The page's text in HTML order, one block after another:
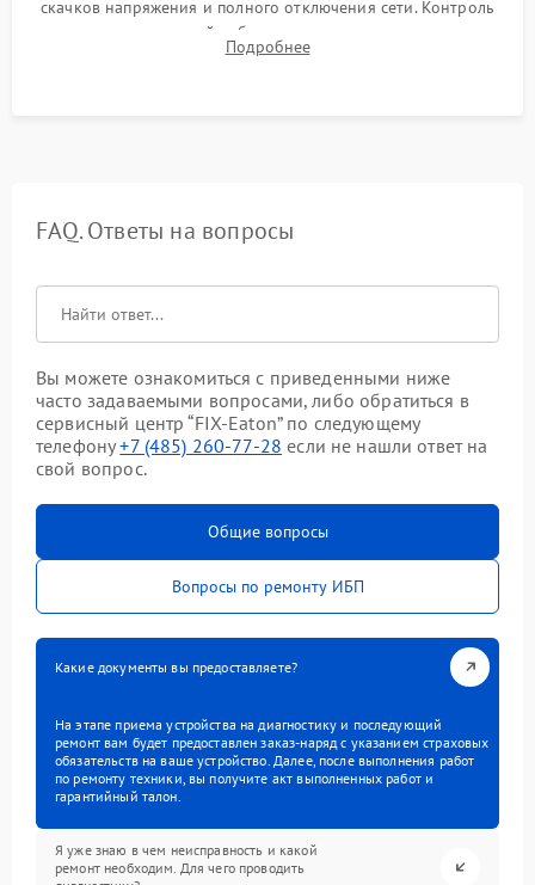
скачков напряжения и полного отключения сети. Контроль
времени автономной работы, температурного режима и
корректности формы выходного сигнала.
Подробнее
FAQ. Ответы на вопросы
Вы можете ознакомиться с приведенными ниже
часто задаваемыми вопросами, либо обратиться в
сервисный центр “FIX-Eaton” по следующему
телефону+7 (485) 260-77-28 если не нашли ответ на
свой вопрос.
Общие вопросы
Вопросы по ремонту ИБП
Какие документы вы предоставляете?
На этапе приема устройства на диагностику и последующий
ремонт вам будет предоставлен заказ-наряд с указанием страховых
обязательств на ваше устройство. Далее, после выполнения работ
по ремонту техники, вы получите акт выполненных работ и
гарантийный талон.
Я уже знаю в чем неисправность и какой
ремонт необходим. Для чего проводить